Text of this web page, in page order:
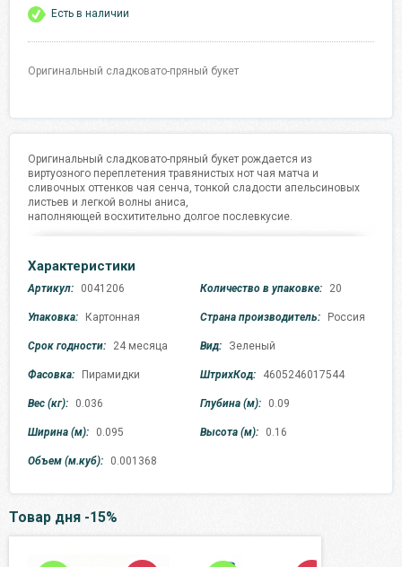
Есть в наличии
Оригинальный сладковато-пряный букет
Оригинальный сладковато-пряный букет рождается из
виртуозного переплетения травянистых нот чая матча и
сливочных оттенков чая сенча, тонкой сладости апельсиновых
листьев и легкой волны аниса,
наполняющей восхитительно долгое послевкусие.
Характеристики
Артикул: 0041206 Количество в упаковке: 20
Упаковка: Картонная Страна производитель: Россия
Срок годности: 24 месяца Вид: Зеленый
Фасовка: Пирамидки ШтрихКод: 4605246017544
Вес (кг): 0.036 Глубина (м): 0.09
Ширина (м): 0.095 Высота (м): 0.16
Объем (м.куб): 0.001368
Товар дня -15%